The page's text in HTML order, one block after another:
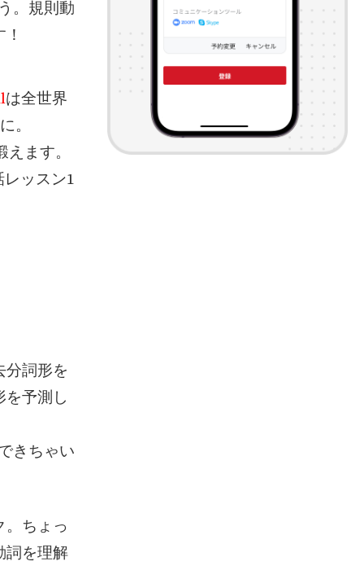
。規則動
は全世界
。
ます。
ッスン1
分詞形を
予測し
きちゃい
。ちょっ
詞を理解